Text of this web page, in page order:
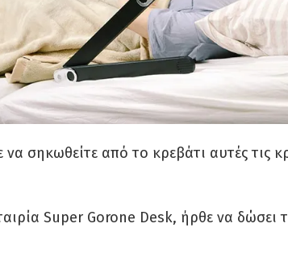
να σηκωθείτε από το κρεβάτι αυτές τις
Super Gorone Desk, ήρθε να δώσει